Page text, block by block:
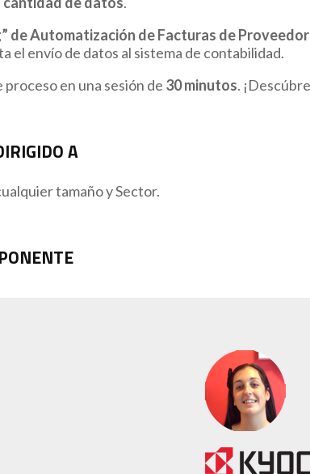
de Automatización de Facturas de
el envío de datos al sistema de contabilidad.
en una sesión de 30 minutos.
A
tamaño y Sector.
PONENTE